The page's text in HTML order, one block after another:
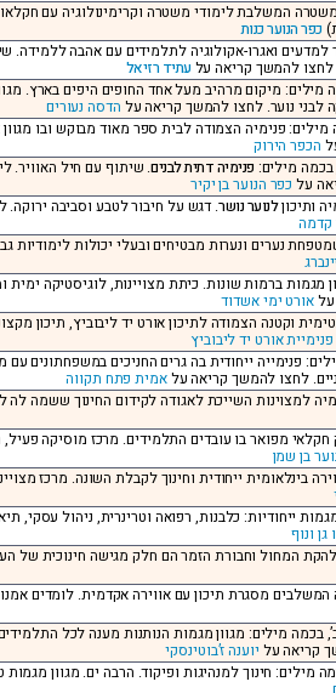
המשלבת לימודי משטרה וקרימינולוגיה עם
כפר הנוער כנות
למדעים ואגרו-אקולוגיה לתלמידים עם אהבה ללמידה.
לחצו להמשך קריאה על עתיד רזיאל
מילים: מיקום מרהיב מעל אחד החופים היפים בארץ.
לבני נוער. לחצו להמשך קריאה על הדסה נעורים
מילים: פנימיה הצמודה לבית ספר מאוד מבוקש ובו
הכפר הירוק
מילים: פנימיה דתית לבנים. שיתוף עם חיל האוויר.
על כפר הנוער בן יקיר
ותיכוןלנוער נושר. דגש על חיבור לטבע וסביבה ירוקה.
קדמה
נערים ונערות מבטיחים ובעלי יכולות לימודיות
מגמות ברמות שונות. כיתת מצויינות, לוגיסטיקה ימית
אורט ימי אשדוד
וקטנה הצמודה לתיכון אורט יד ליבוביץ, תיכון
פנימיית אורט יד ליבוביץ
לחצו להמשך קריאה עלאמית פתח תקווה
למצוינות השייכת לאגודה לקידום החינוך ששמה
חקלאי מפואר בו עובדים התלמידים. מרכז מוסיקה
בן שמן
בינלאומית ייחודית וחינוך לקבלת השונה. מרכז
ייחודיות: כלבנות, רפואה וטרינרית, ניהול עסקי,
גן ונוף
להקת המחול וחבורת הזמר הם חלק מגישה חינוכית של
המשלבים מסגרת תיכון עם אווירה אקדמית. לומדים
בכמה מילים: מגוון מגמות הנותנות מענה לכל
קריאה על יוענה ז’בוטינסקי
מילים: חינוך למנהיגות ופיקוד. הרבה ים. מגוון מגמות